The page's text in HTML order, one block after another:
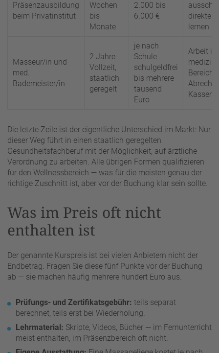
Präsenzausbildung
beim Privatinstitut
Wochen
bis
Monate
2.000 bis
6.000 €
direkter
lernen
Masseur/in und
med.
Bademeister/in
2 Jahre
Vollzeit,
staatlich
geregelt
je nach
Schule
schulgeldfrei
bis mehrere
tausend
Euro
Arbeit im
Bereich,
Kassen
Die letzte Zeile ist der eigentliche Unterschied im Markt: Nur
dieser Weg führt in einen staatlich geregelten
Gesundheitsfachberuf mit der Möglichkeit, auf ärztliche
Verordnung zu arbeiten. Alle übrigen Formen qualifizieren
für den Wellnessbereich — was für die meisten genau der
richtige Zuschnitt ist, aber vor der Buchung klar sein sollte.
Was im Preis oft nicht
enthalten ist
Der genannte Kurspreis ist bei vielen Anbietern nicht der
Endbetrag. Fragen Sie diese fünf Punkte vor der Buchung
ab — sie machen häufig mehrere hundert Euro aus.
Prüfungs- und Zertifikatsgebühr: teils separat
berechnet, teils erst bei Wiederholung.
Lehrmaterial: Skripte, Videos, Bücher — im Fernunterricht
meist enthalten, im Präsenzbereich oft nicht.